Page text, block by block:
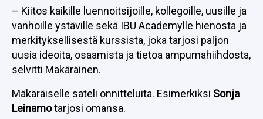
– Kiitos kaikille luennoitsijoille, kollegoille, uusille ja
vanhoille ystäville sekä IBU Academylle hienosta ja
merkityksellisestä kurssista, joka tarjosi paljon
uusia ideoita, osaamista ja tietoa ampumahiihdosta,
selvitti Mäkäräinen.
Mäkäräiselle sateli onnitteluita. Esimerkiksi Sonja
Leinamotarjosi omansa.